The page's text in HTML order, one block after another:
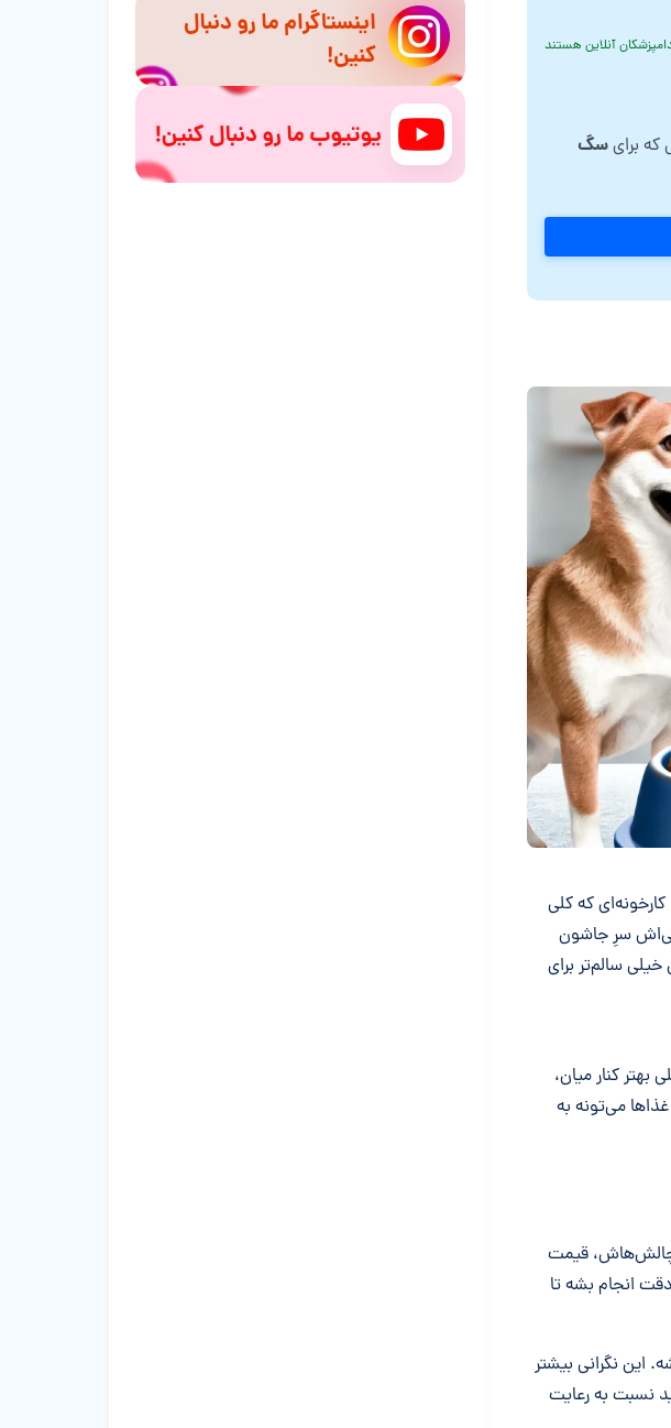
آنلاین هستند
که برایسگ
که کلی
سرِ جاشون
سالم‌تر برای
کنار میان،
می‌تونه به
چالش‌هاش، قیمت
انجام بشه تا
این نگرانی بیشتر
نسبت به رعایت
کنیم؟
آیا غذای یخ زده برای سگ، مناسب همه
نژادها است؟
تفاوت غذای یخ زده برای سگ با غذای
خشک